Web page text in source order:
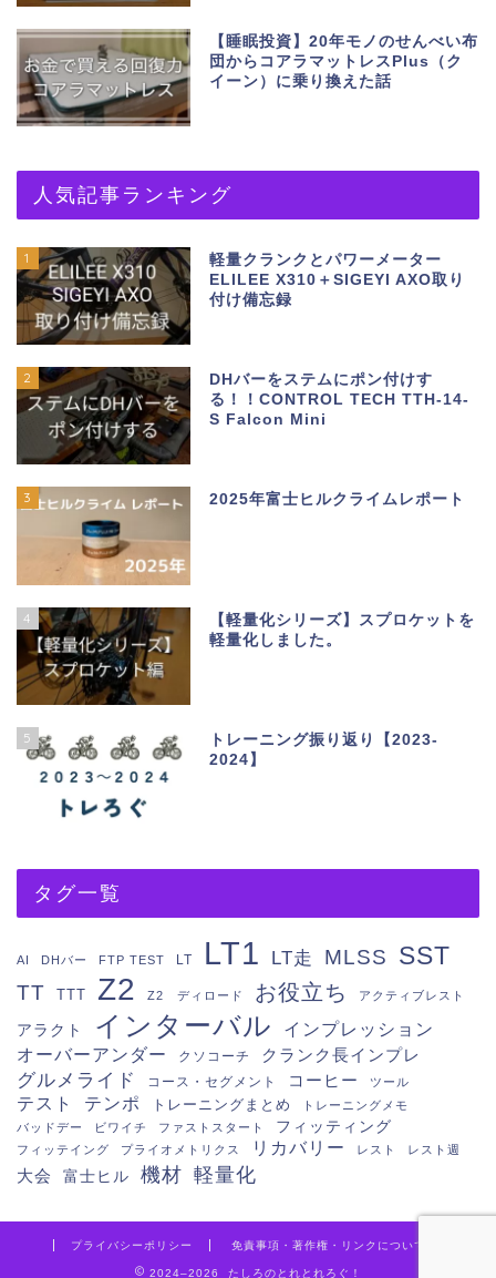
【睡眠投資】20年モノのせんべい布
団からコアラマットレスPlus（ク
イーン）に乗り換えた話
人気記事ランキング
1
軽量クランクとパワーメーター
ELILEE X310＋SIGEYI AXO取り
付け備忘録
2
DHバーをステムにポン付けす
る！！CONTROL TECH TTH-14-
S Falcon Mini
3 2025年富士ヒルクライムレポート
4
【軽量化シリーズ】スプロケットを
軽量化しました。
5
トレーニング振り返り【2023-
2024】
タグ一覧
AI DHバー FTP TEST LT LT1 LT走 MLSS SST
TT TTT Z2 Z2 ディロード お役立ち アクティブレスト
アラクト インターバル
インプレッション
オーバーアンダー
クソコーチ クランク長インプレ
グルメライド コース・セグメント コーヒー ツール
テスト テンポ トレーニングまとめ
トレーニングメモ
バッドデー
ビワイチ ファストスタート フィッティング
フィッテイング プライオメトリクス リカバリー レスト レスト週
大会 富士ヒル 機材 軽量化
プライバシーポリシー 免責事項・著作権・リンクについて
2024–2026 たしろのとれとれろぐ！